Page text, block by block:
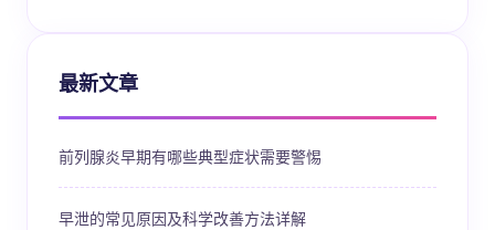
最新文章
前列腺炎早期有哪些典型症状需要警惕
早泄的常见原因及科学改善方法详解